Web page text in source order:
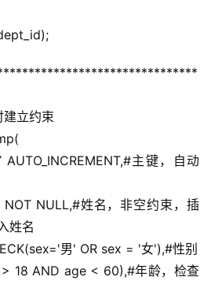
立约束
AUTO_INCREMENT,#主键，自动
NOT NULL,#姓名，非空约束，插
姓名
男' OR sex = '女'),#性别
18 AND age < 60),#年龄，检查